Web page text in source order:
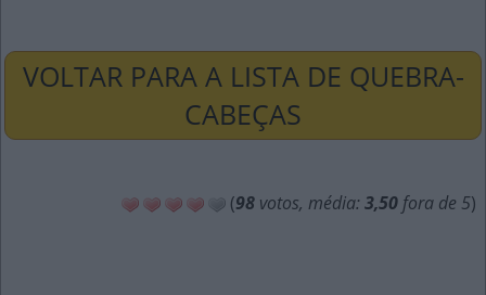
VOLTAR PARA A LISTA DE QUEBRA-
CABEÇAS
(98 votos, média: 3,50 fora de 5)